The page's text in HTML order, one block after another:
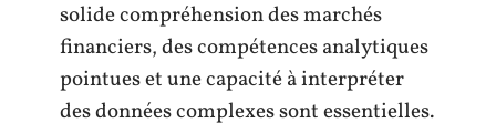
solide compréhension des marchés
financiers, des compétences analytiques
pointues et une capacité à interpréter
des données complexes sont essentielles.